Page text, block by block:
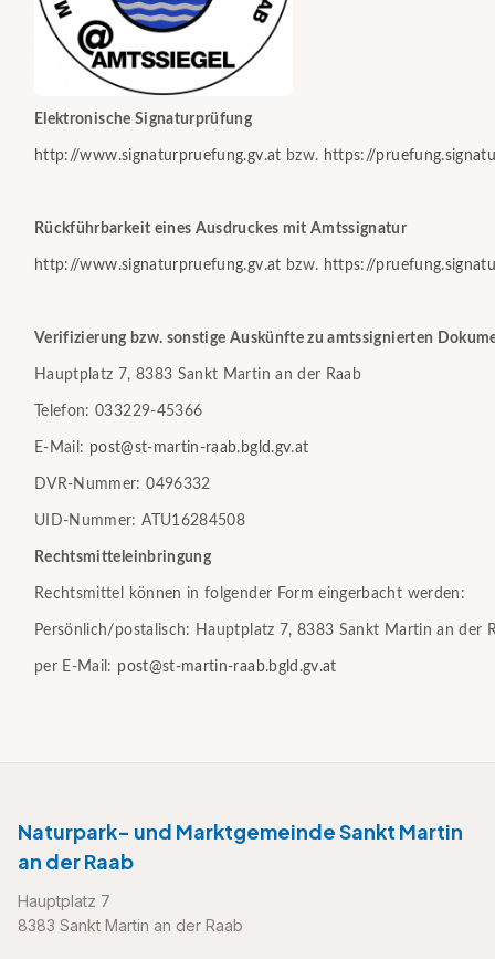
Elektronische Signaturprüfung
http://www.signaturpruefung.gv.at bzw. https://
Rückführbarkeit eines Ausdruckes mit Amtssignatur
http://www.signaturpruefung.gv.at bzw. https://
Verifizierung bzw. sonstige Auskünfte zu amtssignierten
Hauptplatz 7, 8383 Sankt Martin an der Raab
Telefon: 033229-45366
E-Mail: post@st-martin-raab.bgld.gv.at
DVR-Nummer: 0496332
UID-Nummer: ATU16284508
Rechtsmitteleinbringung
Rechtsmittel können in folgender Form eingerbacht werden:
Persönlich/postalisch: Hauptplatz 7, 8383 Sankt Martin an der
per E-Mail: post@st-martin-raab.bgld.gv.at
Naturpark- und Marktgemeinde Sankt Martin
an der Raab
Hauptplatz 7
8383 Sankt Martin an der Raab